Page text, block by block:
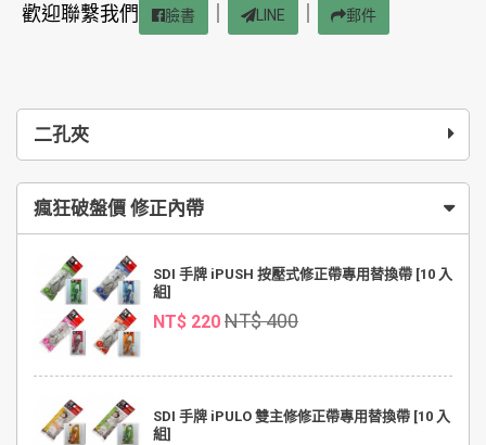
二孔夾
瘋狂破盤價 修正內帶
SDI 手牌 iPUSH 按壓式修正帶專用替換帶 [10 入
組]
NT$ 220 NT$ 400
SDI 手牌 iPULO 雙主修修正帶專用替換帶 [10 入
組]
歡迎聯繫我們 臉書 LINE 郵件